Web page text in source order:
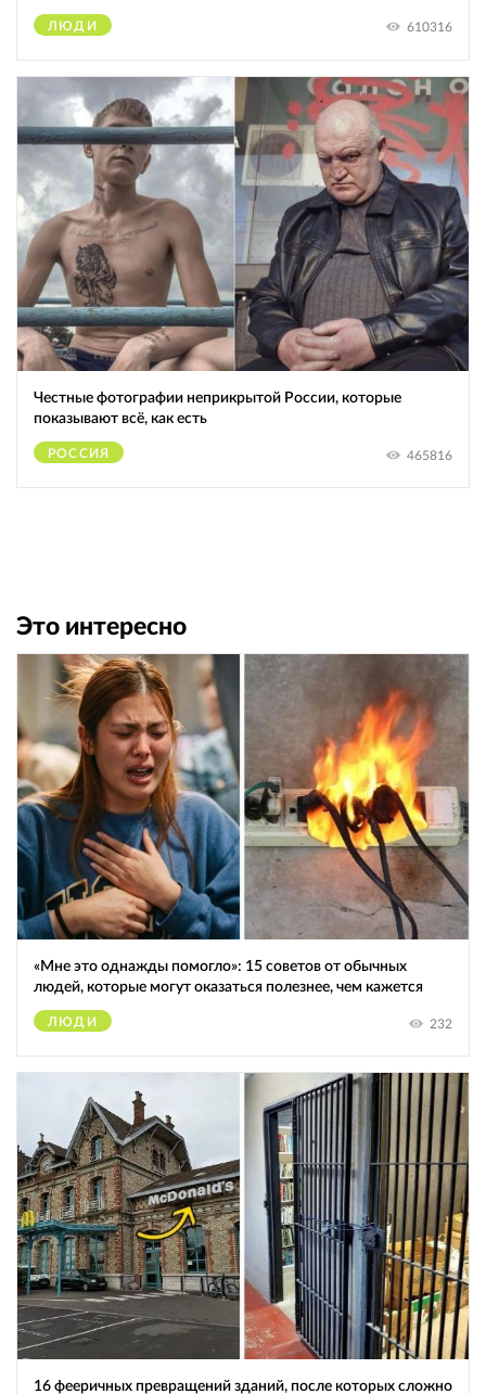
ЛЮДИ 610316
Честные фотографии неприкрытой России, которые
показывают всё, как есть
РОССИЯ 465816
Это интересно
«Мне это однажды помогло»: 15 советов от обычных
людей, которые могут оказаться полезнее, чем кажется
ЛЮДИ 232
16 фееричных превращений зданий, после которых сложно